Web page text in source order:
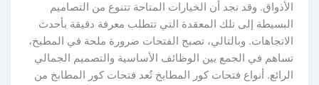
وقد نجد أن الخيارات المتاحة تتنوع من التصاميم
إلى تلك المعقدة التي تتطلب معرفة دقيقة بأحدث
وبالتالي، تصبح الفتحات ضرورة ملحة في المطبخ،
في الجمع بين الوظائف الأساسية والتصميم الجمالي
أنواع فتحات كور المطابخ تُعد فتحات كور المطابخ من